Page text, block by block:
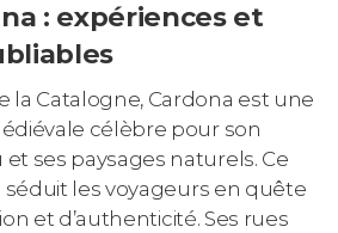
: expériences et
la Catalogne, Cardona est une
célèbre pour son
ses paysages naturels. Ce
séduit les voyageurs en quête
et d’authenticité. Ses rues